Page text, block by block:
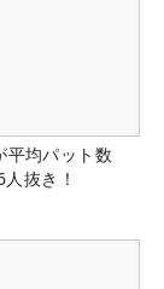
平均パット数
人抜き！